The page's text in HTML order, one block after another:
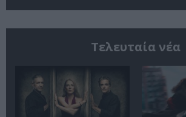
Τελευταία νέα